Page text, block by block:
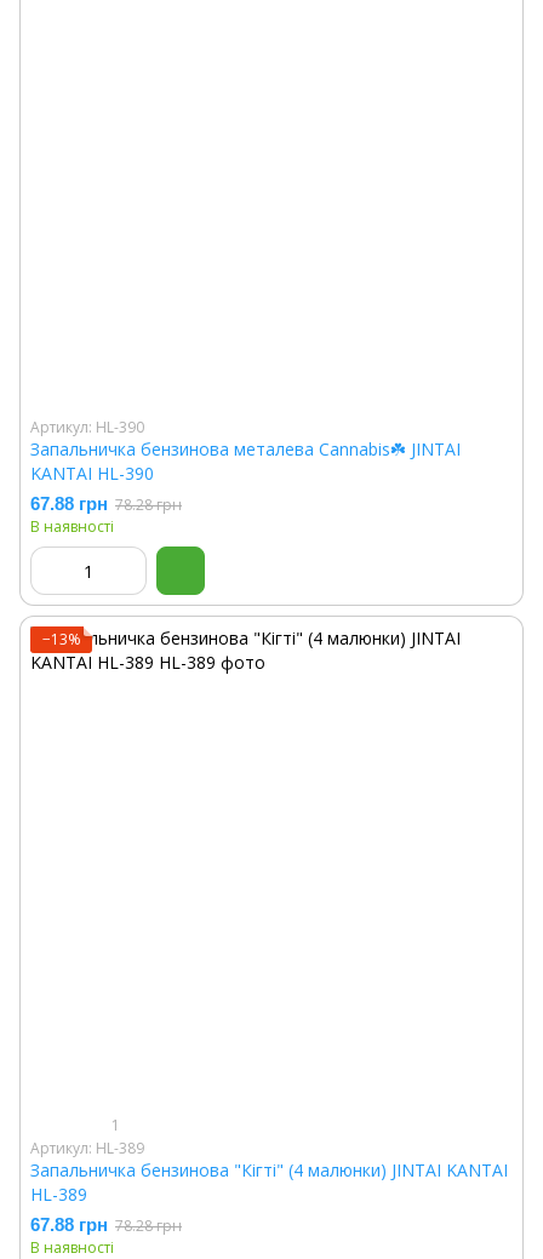
Артикул: HL-390
Запальничка бензинова металева Cannabis☘️ JINTAI
KANTAI HL-390
67.88 грн 78.28 грн
В наявності
−13%
1
Артикул: HL-389
Запальничка бензинова "Кігті" (4 малюнки) JINTAI KANTAI
HL-389
67.88 грн 78.28 грн
В наявності